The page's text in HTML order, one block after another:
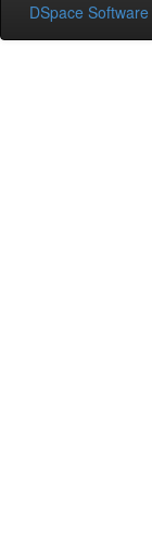
DSpace Software